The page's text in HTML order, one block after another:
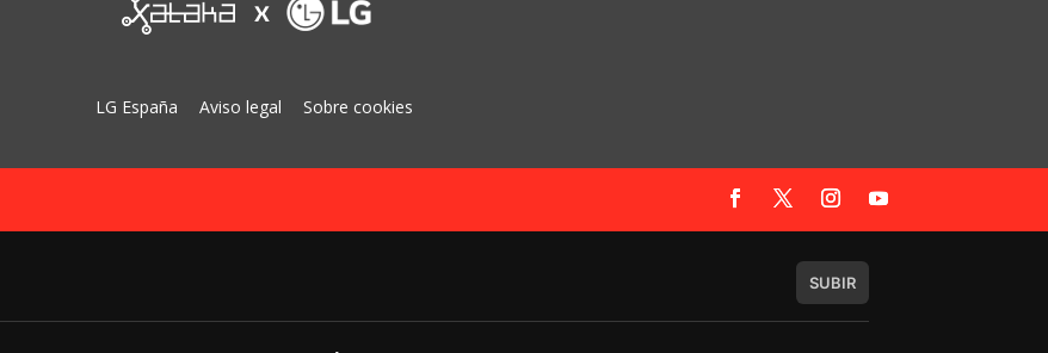
LG España Aviso legal Sobre cookies
SUBIR